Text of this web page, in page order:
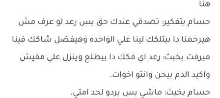
هنا
حسام بتفكير: تصدقي عندك حق بس رعد لو عرف مش
هيرحمنا دا بيتلكك لينا علي الواحده وهيفضل شاكك فينا
ميرفت بخبث: رعد اي فكك دا بيطلع وينزل علي مفيش
واكيد الدم بيحن وانتو اخوات.
حسام بخبث: ماشي بس بردو لحد امتي.